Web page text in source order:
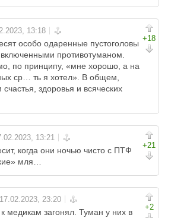
+18
особо одаренные пустоголовы
противотуманом.
по принципу, «мне хорошо, а на
ср… ть я хотел». В общем,
здоровья и всяческих
+21
когда они ночью чисто с ПТФ
мля…
+2
медикам загонял. Туман у них в